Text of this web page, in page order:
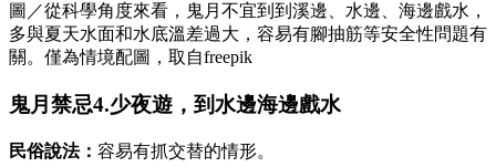
圖／從科學角度來看，鬼月不宜到到溪邊、水邊、海邊戲水，
多與夏天水面和水底溫差過大，容易有腳抽筋等安全性問題有
關。僅為情境配圖，取自freepik
鬼月禁忌4.少夜遊，到水邊海邊戲水
民俗說法： 容易有抓交替的情形。